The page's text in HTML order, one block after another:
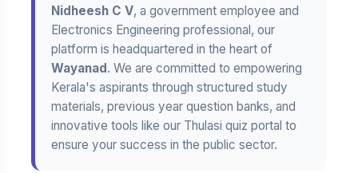
Nidheesh C V, a government employee and
Electronics Engineering professional, our
platform is headquartered in the heart of
Wayanad. We are committed to empowering
Kerala's aspirants through structured study
materials, previous year question banks, and
innovative tools like our Thulasi quiz portal to
ensure your success in the public sector.